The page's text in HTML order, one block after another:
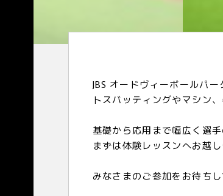
JBS オードヴィーボールパ
トスバッティングやマシン
基礎から応用まで幅広く選
まずは体験レッスンへお越
みなさまのご参加をお待ちし